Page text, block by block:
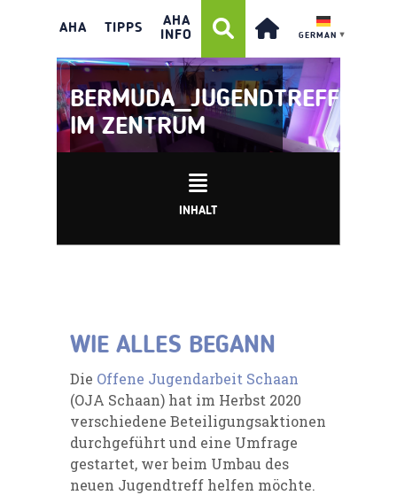
AHA TIPPS
AHA
INFO
GERMAN ▼
BERMUDA_JUGENDTREFF
IM ZENTRUM
INHALT
WIE ALLES BEGANN
Die Offene Jugendarbeit Schaan
(OJA Schaan) hat im Herbst 2020
verschiedene Beteiligungsaktionen
durchgeführt und eine Umfrage
gestartet, wer beim Umbau des
neuen Jugendtreff helfen möchte.